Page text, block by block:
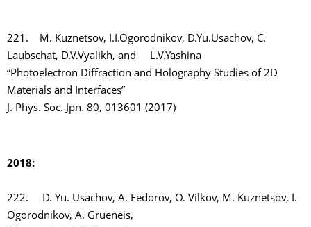
221. M. Kuznetsov, I.I.Ogorodnikov, D.Yu.Usachov, C.
Laubschat, D.V.Vyalikh, and L.V.Yashina
“Photoelectron Diffraction and Holography Studies of 2D
Materials and Interfaces”
J. Phys. Soc. Jpn. 80, 013601 (2017)
2018:
222. D. Yu. Usachov, A. Fedorov, O. Vilkov, M. Kuznetsov, I.
Ogorodnikov, A. Grueneis,